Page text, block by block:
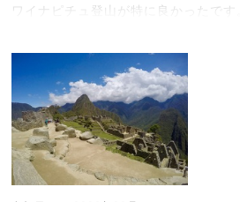
ワイナピチュ登山が特に良かったです